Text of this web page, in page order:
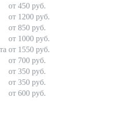
от 450 руб.
от 1200 руб.
от 850 руб.
от 1000 руб.
от 1550 руб.
от 700 руб.
от 350 руб.
от 350 руб.
от 600 руб.